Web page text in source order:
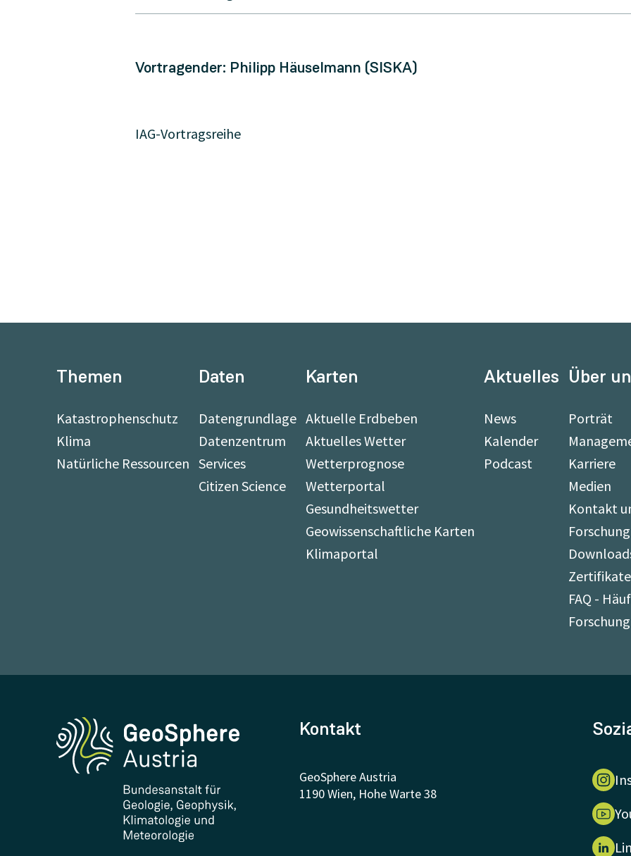
Vortragender: Philipp Häuselmann (SISKA)
IAG-Vortragsreihe
Themen
Katastrophenschutz
Klima
Natürliche Ressourcen
Daten
Datengrundlage
Datenzentrum
Services
Citizen Science
Karten
Aktuelle Erdbeben
Aktuelles Wetter
Wetterprognose
Wetterportal
Gesundheitswetter
Geowissenschaftliche Karten
Klimaportal
Aktuelles
News
Kalender
Podcast
Über
Porträt
Karriere
Medien
Kontakt
FAQ -
Kontakt
GeoSphere Austria
1190 Wien, Hohe Warte 38